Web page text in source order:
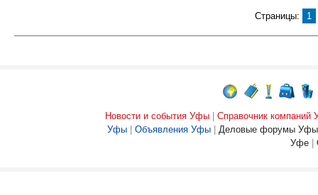
Страницы: 1
Новости и события Уфы
Справочник компаний
Уфы
Объявления Уфы
Деловые форумы Уфы
Уфе